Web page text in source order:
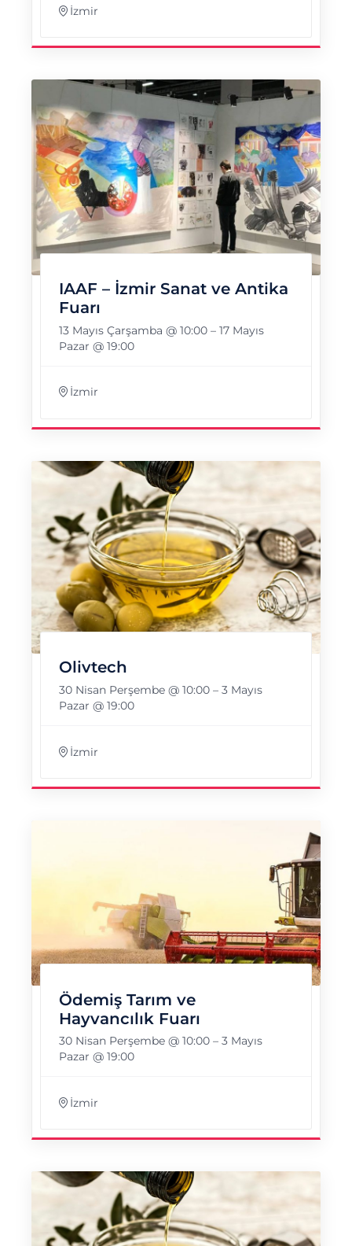
İzmir
IAAF – İzmir Sanat ve Antika
Fuarı
13 Mayıs Çarşamba @ 10:00– 17 Mayıs
Pazar @ 19:00
İzmir
Olivtech
30 Nisan Perşembe @ 10:00– 3 Mayıs
Pazar @ 19:00
İzmir
Ödemiş Tarım ve
Hayvancılık Fuarı
30 Nisan Perşembe @ 10:00– 3 Mayıs
Pazar @ 19:00
İzmir